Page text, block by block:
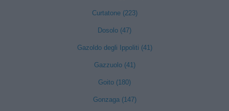
Curtatone (223)
Dosolo (47)
Gazoldo degli Ippoliti (41)
Gazzuolo (41)
Goito (180)
Gonzaga (147)